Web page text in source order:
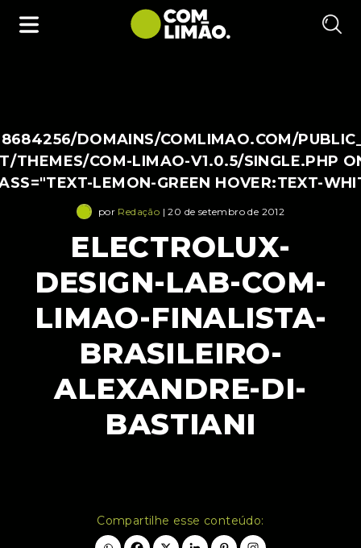
DOMAINS/COMLIMAO.COM/
THEMES/COM-LIMAO-V1.0.5/SINGLE.PHP
LEMON-GREEN HOVER:TEXT-
por Redação | 20 de setembro de 2012
ELECTROLUX-
DESIGN-LAB-COM-
LIMAO-FINALISTA-
BRASILEIRO-
ALEXANDRE-DI-
BASTIANI
Compartilhe esse conteúdo: